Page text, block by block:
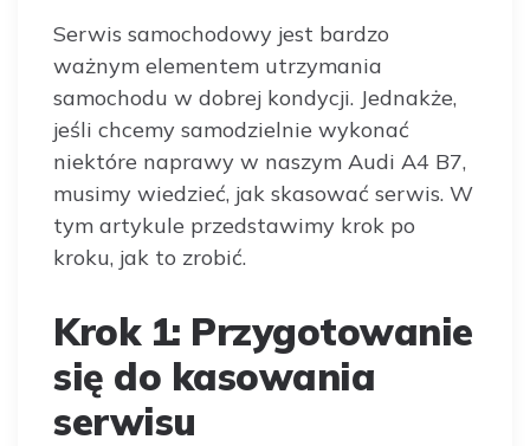
Serwis samochodowy jest bardzo
ważnym elementem utrzymania
samochodu w dobrej kondycji. Jednakże,
jeśli chcemy samodzielnie wykonać
niektóre naprawy w naszym Audi A4 B7,
musimy wiedzieć, jak skasować serwis. W
tym artykule przedstawimy krok po
kroku, jak to zrobić.
Krok 1: Przygotowanie
się do kasowania
serwisu